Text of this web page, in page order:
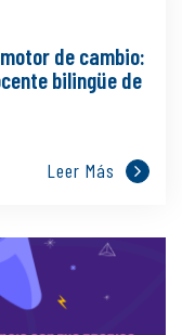
de cambio:
bilingüe de
Leer Más